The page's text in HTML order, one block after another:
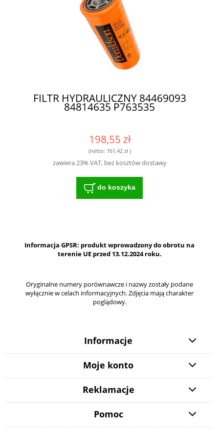
FILTR HYDRAULICZNY 84469093
84814635 P763535
198,55 zł
(netto: 161,42 zł)
zawiera 23% VAT, bez kosztów dostawy
do koszyka
Informacja GPSR: produkt wprowadzony do obrotu na
terenie UE przed 13.12.2024 roku.
Oryginalne numery porównawcze i nazwy zostały podane
wyłącznie w celach informacyjnych. Zdjęcia mają charakter
poglądowy.
Informacje
Moje konto
Reklamacje
Pomoc